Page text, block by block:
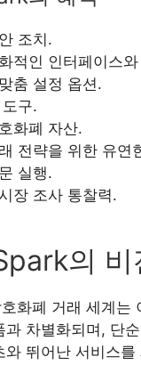
조치.
적인 인터페이스
춤 설정 옵션.
구.
화폐 자산.
전략을 위한 유연
실행.
장 조사 통찰력.
의 비
화폐 거래 세계
과 차별화되며, 단
와 뛰어난 서비스